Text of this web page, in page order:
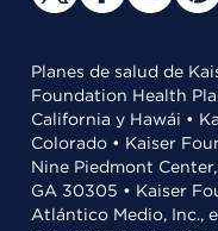
Planes de salud de
Foundation Health
California y Hawái •
Colorado • Kaiser
Nine Piedmont
GA 30305 • Kaiser
Atlántico Medio, Inc.,